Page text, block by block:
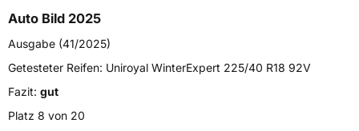
Generelle Merkmale
FahrzeugtypPKW
VerwendungWinterreifen
Modellname
FahrzeugartPKW & SUV
Auto Bild 2025
Ausgabe (41/2025)
Getesteter Reifen: Uniroyal WinterExpert 225/40 R18 92V
Fazit: gut
Platz 8 von 20